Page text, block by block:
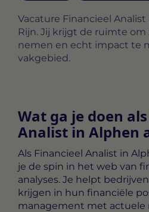
Vacature Financieel
Rijn. Jij krijgt de ruimte
nemen en echt impact te
vakgebied.
Wat ga je doen
Analist in Alphen
Als Financieel Analist in
je de spin in het web van
analyses. Je helpt
krijgen in hun financiële
management met actuele